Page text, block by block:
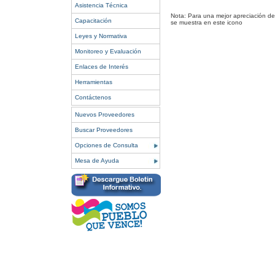
Asistencia Técnica
Capacitación
Leyes y Normativa
Monitoreo y Evaluación
Enlaces de Interés
Herramientas
Contáctenos
Nuevos Proveedores
Buscar Proveedores
Opciones de Consulta
Mesa de Ayuda
Nota: Para una mejor apreciación
se muestra en este icono